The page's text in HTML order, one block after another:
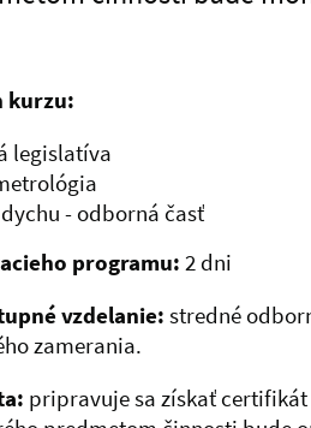
kurzu:
legislatíva
- odborná časť
programu: 2 dni
vzdelanie: stredné
zamerania.
pripravuje sa získať